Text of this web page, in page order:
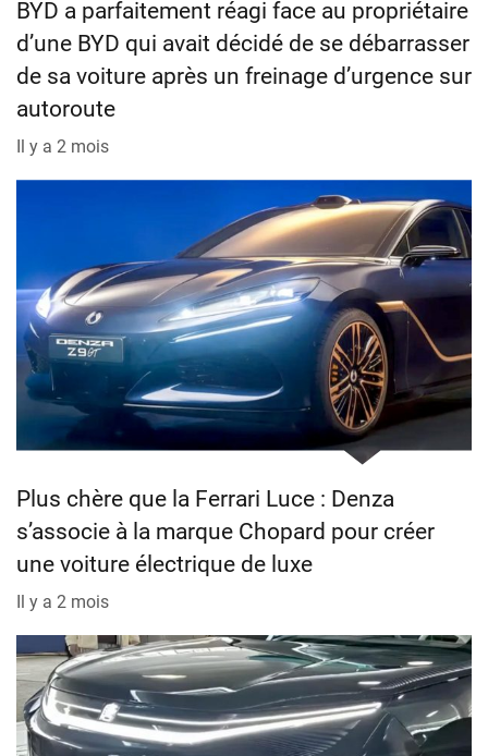
BYD a parfaitement réagi face au propriétaire
d’une BYD qui avait décidé de se débarrasser
de sa voiture après un freinage d’urgence sur
autoroute
Il y a 2 mois
Plus chère que la Ferrari Luce : Denza
s’associe à la marque Chopard pour créer
une voiture électrique de luxe
Il y a 2 mois